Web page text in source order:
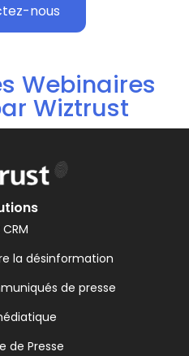
nous
Webinaires
Wiztrust
CRM
la désinformation
de presse
de Presse